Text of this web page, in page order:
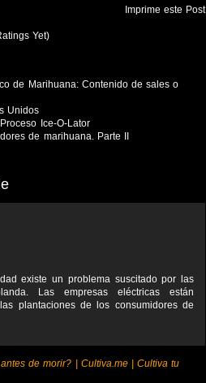
Imprime este Post
Yet)
de Marihuana: Contenido de sales o
Unidos
Ice-O-Lator
de marihuana. Parte II
existe un problema suscitado por las
Las empresas eléctricas están
plantaciones de los consumidores de
de morir? | Cultiva.me | Cultiva tu